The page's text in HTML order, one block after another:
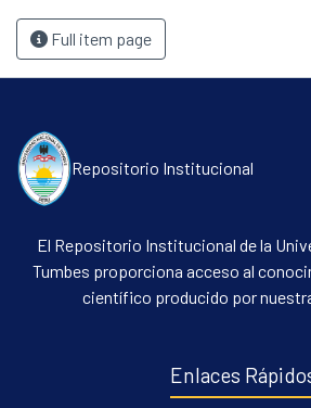
Full item page
Repositorio Institucional
El Repositorio Institucional de la
Tumbes proporciona acceso al
científico producido por
Enlaces